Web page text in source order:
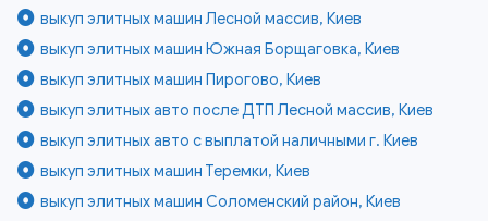
выкуп элитных машин Лесной массив, Киев
выкуп элитных машин Южная Борщаговка, Киев
выкуп элитных машин Пирогово, Киев
выкуп элитных авто после ДТП Лесной массив, Киев
выкуп элитных авто с выплатой наличными г. Киев
выкуп элитных машин Теремки, Киев
выкуп элитных машин Соломенский район, Киев